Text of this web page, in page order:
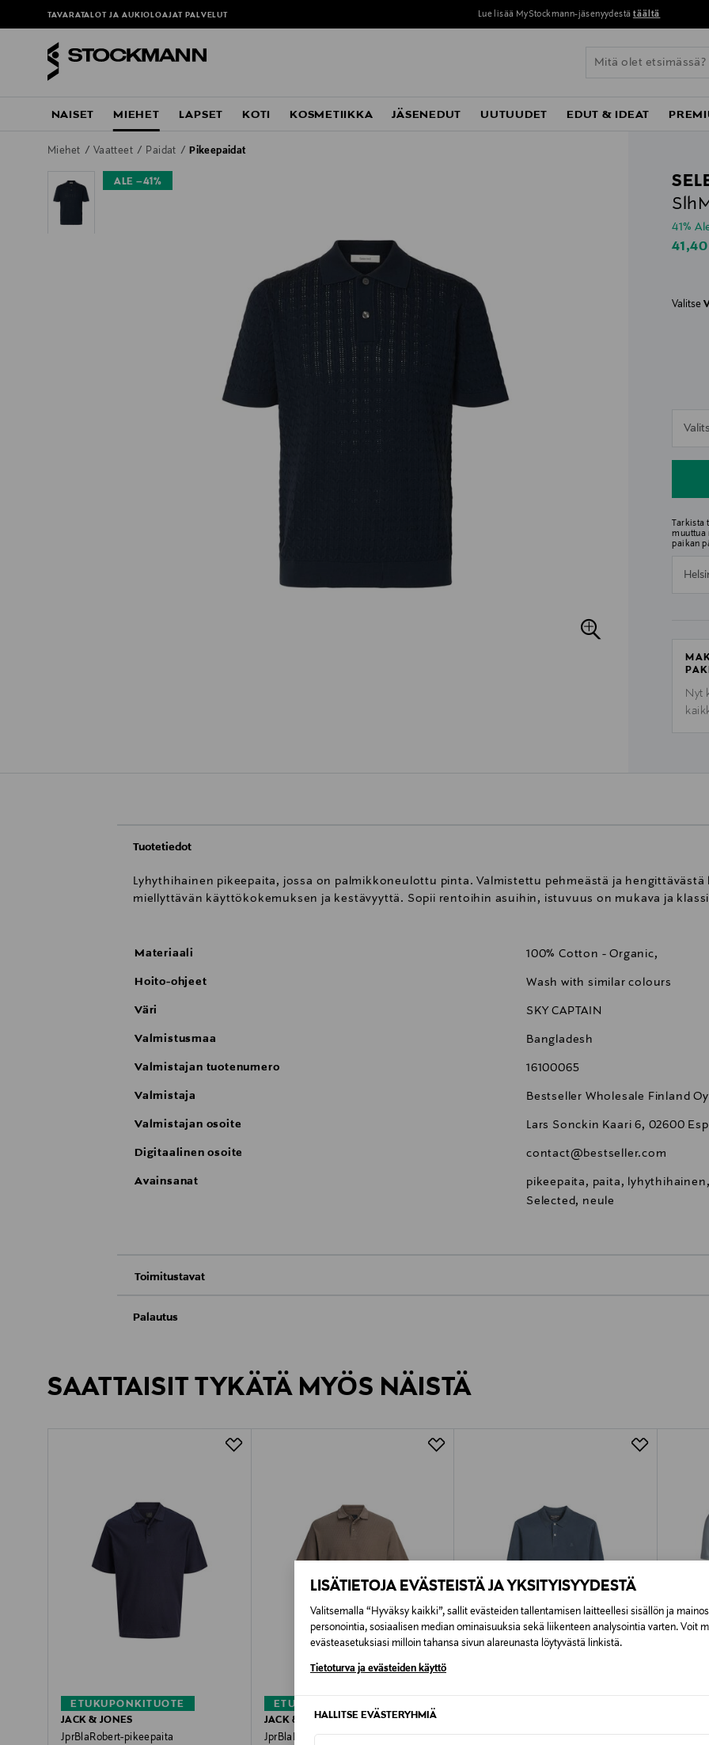
LISÄTIETOJA EVÄSTEISTÄ JA YKSITYISYYDESTÄ
Valitsemalla “Hyväksy kaikki”, sallit evästeiden tallentamisen laitteellesi sisällön ja
personointia, sosiaalisen median ominaisuuksia sekä liikenteen analysointia varten. Voit
evästeasetuksiasi milloin tahansa sivun alareunasta löytyvästä linkistä.
Tietoturva ja evästeiden käyttö
HALLITSE EVÄSTERYHMIÄ
TAVARATALOT JA AUKIOLOAJAT PALVELUT Lue lisää MyStockmann-jäsenyydestä täältä
NAISET MIEHET LAPSET KOTI KOSMETIIKKA JÄSENEDUT UUTUUDET EDUT & IDEAT
Miehet Vaatteet Paidat Pikeepaidat
ALE –41%
41%
Valitse
muuttua
paikan
Nyt
Tuotetiedot
Lyhythihainen pikeepaita, jossa on palmikkoneulottu pinta. Valmistettu pehmeästä ja
miellyttävän käyttökokemuksen ja kestävyyttä. Sopii rentoihin asuihin, istuvuus on mukava ja
Materiaali 100% Cotton - Organic,
Hoito-ohjeet Wash with similar colours
Väri SKY CAPTAIN
Valmistusmaa Bangladesh
Valmistajan tuotenumero 16100065
Valmistaja Bestseller Wholesale Finland Oy
Valmistajan osoite Lars Sonckin Kaari 6, 02600
Digitaalinen osoite contact@bestseller.com
Avainsanat
pikeepaita, paita,
Selected, neule
Toimitustavat
Kotiinkuljetus
Pikatoimitus Wolt Alk. 6,90 €, kun toimitus on
Palautus
LUE TARKEMMAT PALAUTUSOHJEET
SAATTAISIT TYKÄTÄ MYÖS NÄISTÄ
ETUKUPONKITUOTE
JACK & JONES
JprBlaRobert-pikeepaita
ETUKUPONKITUOTE
JACK & JONES
JprBlaRobert-pikeepaita
Rib Collar -pikeepaita
Jersey-